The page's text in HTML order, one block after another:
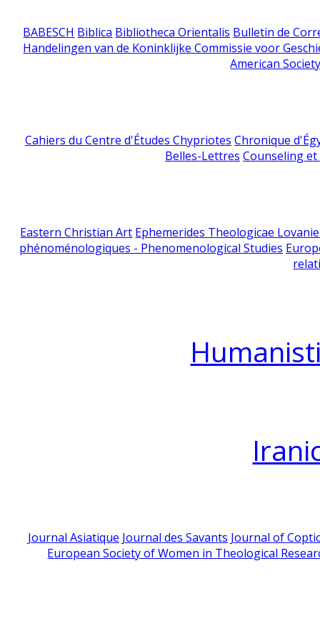
BABESCH Biblica Bibliotheca Orientalis Bulletin de
Handelingen van de Koninklijke Commissie voor
American
Cahiers du Centre d'Études Chypriotes Chronique
Belles-Lettres Counseling
Eastern Christian Art Ephemerides Theologicae
phénoménologiques - Phenomenological Studies
Journal Asiatique Journal des Savants Journal of
European Society of Women in Theological